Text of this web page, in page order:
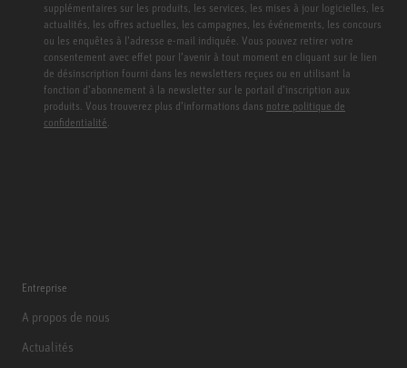
supplémentaires sur les produits, les services, les mises à jour logicielles, les
actualités, les offres actuelles, les campagnes, les événements, les concours
ou les enquêtes à l’adresse e-mail indiquée. Vous pouvez retirer votre
consentement avec effet pour l’avenir à tout moment en cliquant sur le lien
de désinscription fourni dans les newsletters reçues ou en utilisant la
fonction d’abonnement à la newsletter sur le portail d’inscription aux
produits. Vous trouverez plus d’informations dans notre politique de
confidentialité.
Entreprise
A propos de nous
Actualités